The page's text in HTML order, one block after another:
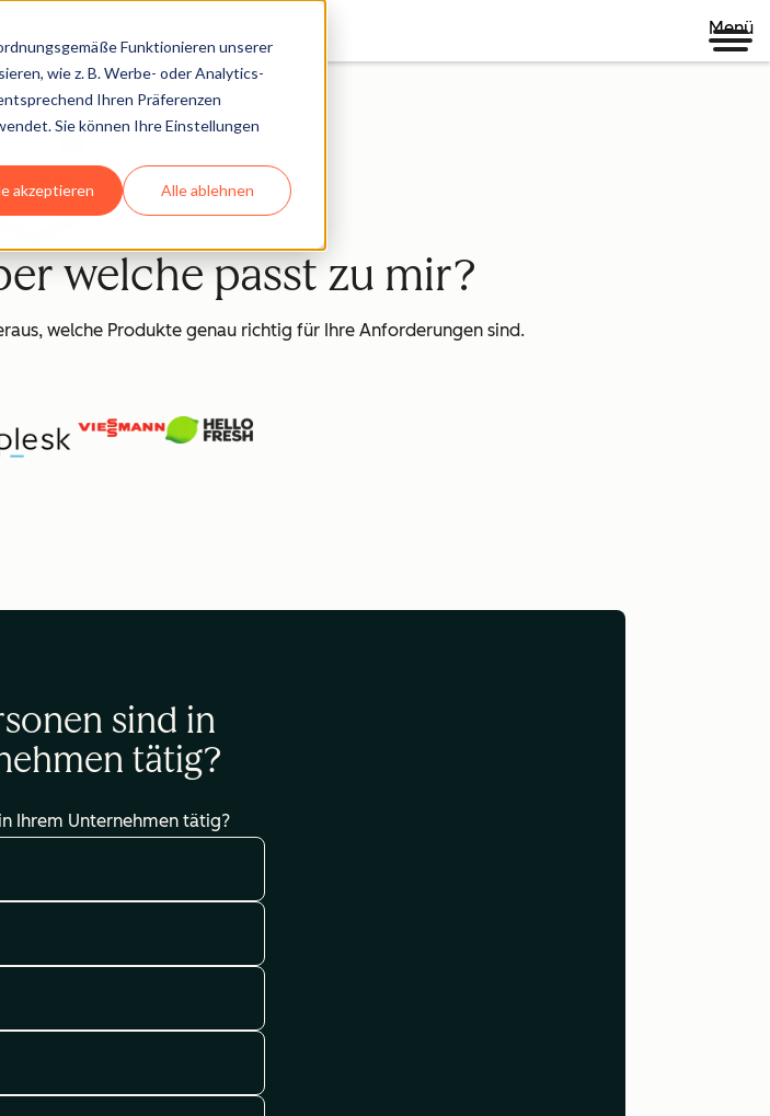
Funktionieren unserer
wie z. B. Werbe- oder Analytics-
Ihren Präferenzen
Sie können Ihre Einstellungen
akzeptieren Alle ablehnen
Menü
welche passt zu mir?
welche Produkte genau richtig für Ihre Anforderungen sind.
sind in
tätig?
Ihrem Unternehmen tätig?